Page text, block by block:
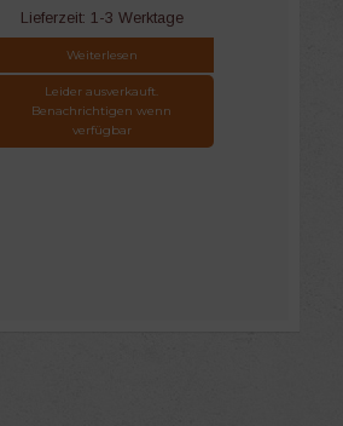
Lieferzeit: 1-3 Werktage
Weiterlesen
Leider ausverkauft.
Benachrichtigen wenn
verfügbar